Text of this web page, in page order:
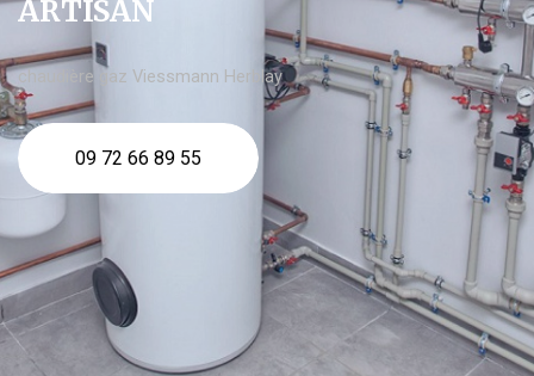
ARTISAN
chaudière gaz Viessmann Herblay
09 72 66 89 55